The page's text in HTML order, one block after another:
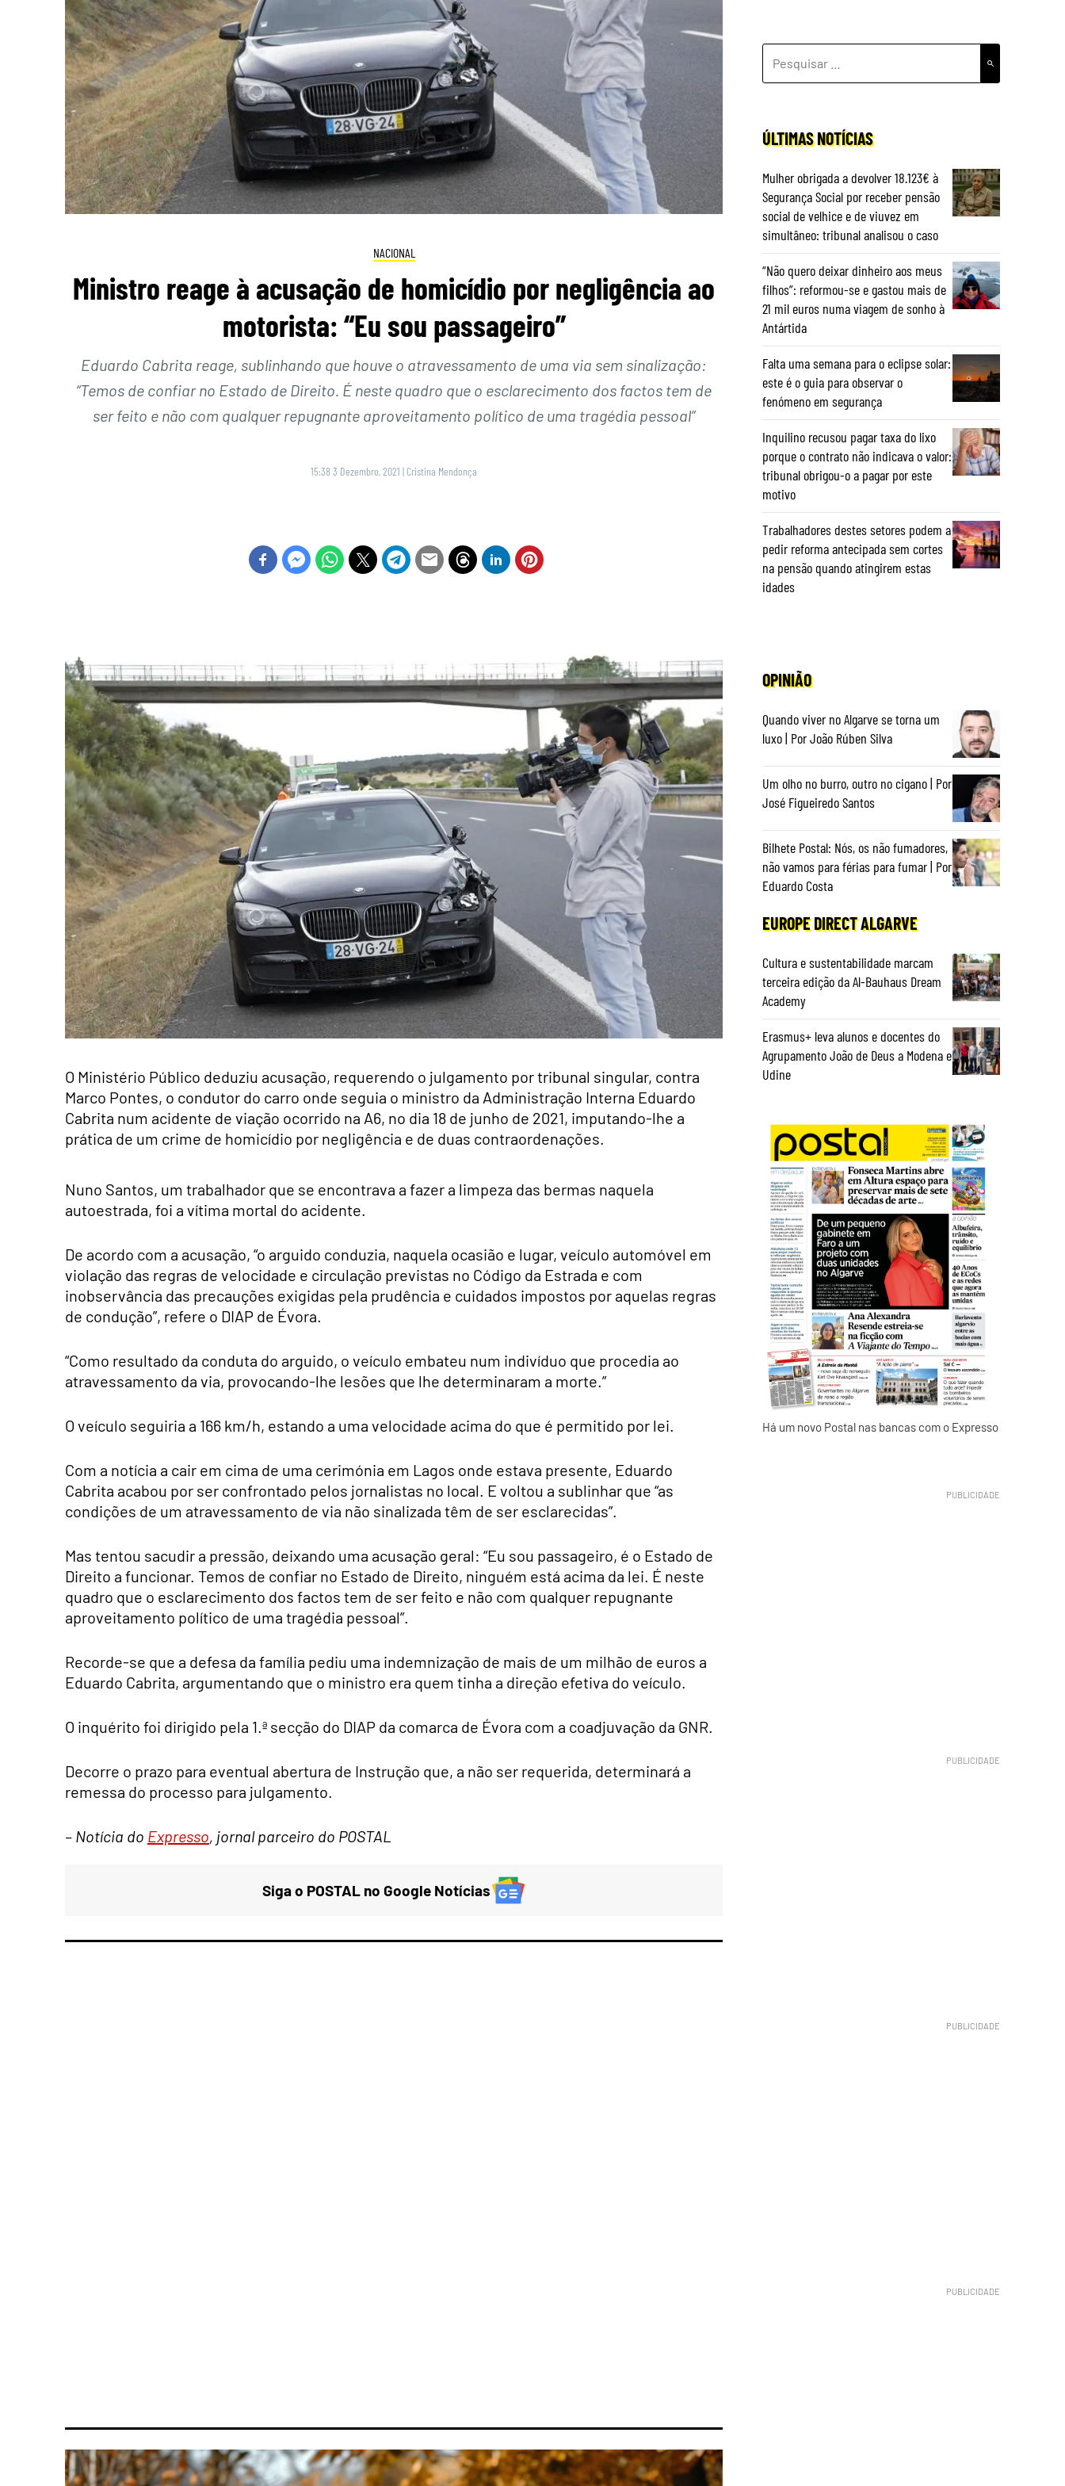
NACIONAL
Ministro reage à acusação de homicídio por negligência ao
motorista: “Eu sou passageiro”
Eduardo Cabrita reage, sublinhando que houve o atravessamento de uma via sem sinalização:
“Temos de confiar no Estado de Direito. É neste quadro que o esclarecimento dos factos tem de
ser feito e não com qualquer repugnante aproveitamento político de uma tragédia pessoal”
15:38 3 Dezembro, 2021 | Cristina Mendonça
O Ministério Público deduziu acusação, requerendo o julgamento por tribunal singular, contra
Marco Pontes, o condutor do carro onde seguia o ministro da Administração Interna Eduardo
Cabrita num acidente de viação ocorrido na A6, no dia 18 de junho de 2021, imputando-lhe a
prática de um crime de homicídio por negligência e de duas contraordenações.
Nuno Santos, um trabalhador que se encontrava a fazer a limpeza das bermas naquela
autoestrada, foi a vítima mortal do acidente.
De acordo com a acusação, “o arguido conduzia, naquela ocasião e lugar, veículo automóvel em
violação das regras de velocidade e circulação previstas no Código da Estrada e com
inobservância das precauções exigidas pela prudência e cuidados impostos por aquelas regras
de condução”, refere o DIAP de Évora.
“Como resultado da conduta do arguido, o veículo embateu num indivíduo que procedia ao
atravessamento da via, provocando-lhe lesões que lhe determinaram a morte.”
O veículo seguiria a 166 km/h, estando a uma velocidade acima do que é permitido por lei.
Com a notícia a cair em cima de uma cerimónia em Lagos onde estava presente, Eduardo
Cabrita acabou por ser confrontado pelos jornalistas no local. E voltou a sublinhar que “as
condições de um atravessamento de via não sinalizada têm de ser esclarecidas”.
Mas tentou sacudir a pressão, deixando uma acusação geral: “Eu sou passageiro, é o Estado de
Direito a funcionar. Temos de confiar no Estado de Direito, ninguém está acima da lei. É neste
quadro que o esclarecimento dos factos tem de ser feito e não com qualquer repugnante
aproveitamento político de uma tragédia pessoal”.
Recorde-se que a defesa da família pediu uma indemnização de mais de um milhão de euros a
Eduardo Cabrita, argumentando que o ministro era quem tinha a direção efetiva do veículo.
O inquérito foi dirigido pela 1.ª secção do DIAP da comarca de Évora com a coadjuvação da GNR.
Decorre o prazo para eventual abertura de Instrução que, a não ser requerida, determinará a
remessa do processo para julgamento.
– Notícia do Expresso, jornal parceiro do POSTAL
Siga o POSTAL no Google Notícias
POR:
ÚLTIMAS NOTÍCIAS
Mulher obrigada a devolver 18.123€ à
Segurança Social por receber pensão
social de velhice e de viuvez em
simultâneo: tribunal analisou o caso
“Não quero deixar dinheiro aos meus
filhos”: reformou-se e gastou mais de
21 mil euros numa viagem de sonho à
Antártida
Falta uma semana para o eclipse solar:
este é o guia para observar o
fenómeno em segurança
Inquilino recusou pagar taxa do lixo
porque o contrato não indicava o valor:
tribunal obrigou-o a pagar por este
motivo
Trabalhadores destes setores podem a
pedir reforma antecipada sem cortes
na pensão quando atingirem estas
idades
OPINIÃO
Quando viver no Algarve se torna um
luxo | Por João Rúben Silva
Um olho no burro, outro no cigano | Por
José Figueiredo Santos
Bilhete Postal: Nós, os não fumadores,
não vamos para férias para fumar | Por
Eduardo Costa
EUROPE DIRECT ALGARVE
Cultura e sustentabilidade marcam
terceira edição da Al-Bauhaus Dream
Academy
Erasmus+ leva alunos e docentes do
Agrupamento João de Deus a Modena e
Udine
Há um novo Postal nas bancas com o Expresso